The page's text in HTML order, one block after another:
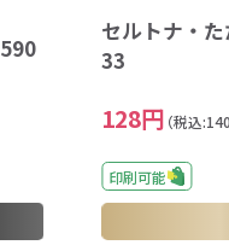
セルトナ・
33
128円 （税込
印刷可能